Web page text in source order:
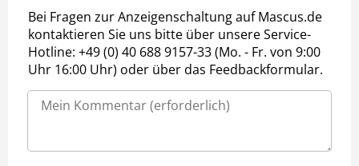
Bei Fragen zur Anzeigenschaltung auf Mascus.de
kontaktieren Sie uns bitte über unsere Service-
Hotline: +49 (0) 40 688 9157-33 (Mo. - Fr. von 9:00
Uhr 16:00 Uhr) oder über das Feedbackformular.